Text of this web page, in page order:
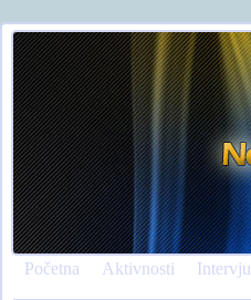
Početna Aktivnosti Intervju